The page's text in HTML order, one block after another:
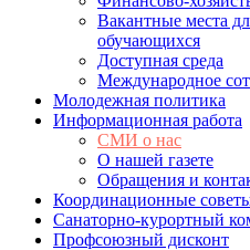
Вакантные места
обучающихся
Доступная среда
Международное
Молодежная политика
Информационная работа
СМИ о нас
О нашей газете
Обращения и
Координационные
Санаторно-курортный
Профсоюзный дисконт